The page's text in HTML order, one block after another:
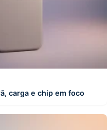
carga e chip em foco